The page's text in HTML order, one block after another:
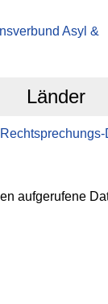
Länder
aufgerufene